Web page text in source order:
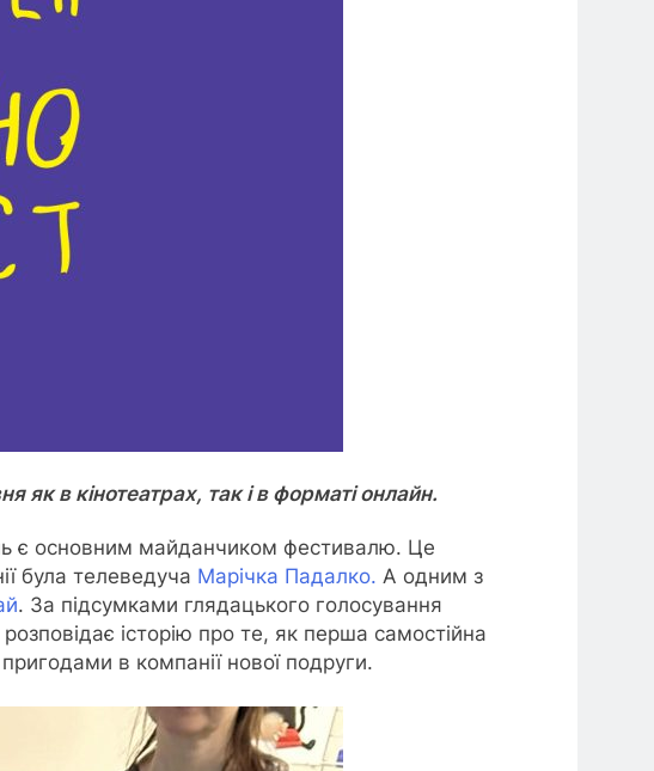
як в кінотеатрах, так і в форматі онлайн.
є основним майданчиком фестивалю. Це
була телеведуча Марічка Падалко. А одним з
. За підсумками глядацького голосування
історію про те, як перша самостійна
в компанії нової подруги.